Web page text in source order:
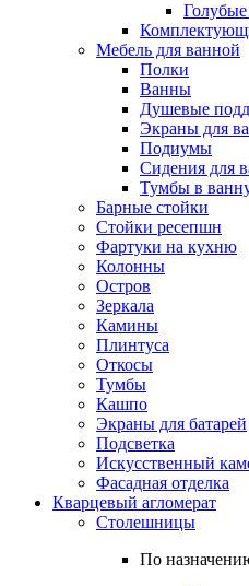
Мебель для ванной
Полки
Ванны
Душевые
Экраны для
Подиумы
Сидения для
Тумбы в
Барные стойки
Стойки ресепшн
Фартуки на кухню
Колонны
Остров
Зеркала
Камины
Плинтуса
Откосы
Тумбы
Кашпо
Экраны для батарей
Подсветка
Искусственный
Фасадная отделка
Кварцевый агломерат
Столешницы
По